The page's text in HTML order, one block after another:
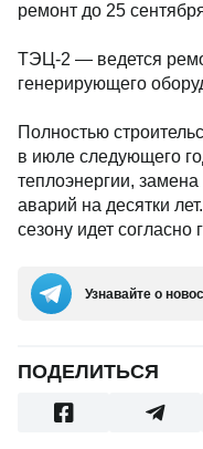
ремонт до 25
ТЭЦ-2 — ведется
генерирующего
Полностью
в июле следующего
теплоэнергии,
аварий на десятки
сезону идет согласно
Узнавайте о
ПОДЕЛИТЬСЯ